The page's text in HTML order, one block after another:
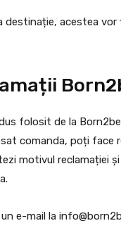
destinație, acestea
folosit de la
comanda, poți face
motivul reclamației
e-mail la